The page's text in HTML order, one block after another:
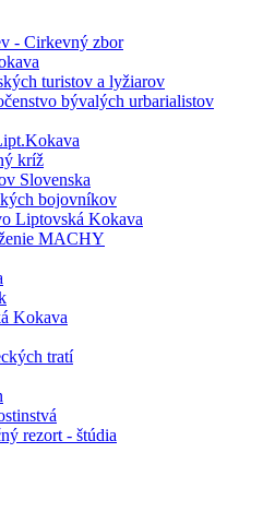
- Cirkevný zbor
turistov a lyžiarov
bývalých urbarialistov
kríž
Slovenska
bojovníkov
Liptovská Kokava
MACHY
Kokava
tratí
rezort - štúdia